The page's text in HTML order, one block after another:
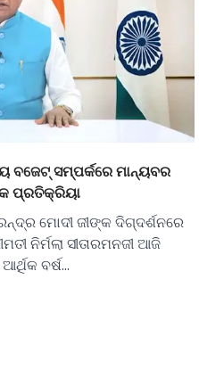
ବଜେଟ୍‍ ସମ୍ପର୍କରେ ମାନ୍ୟବର
ପ୍ରତିକ୍ରିୟା
ମୋଦୀ ଜୀଙ୍କ ଦିଗ୍‍ଦର୍ଶନରେ
ନିର୍ମଲା ସୀତାରମନଜୀ ଆଜି
ବର୍ଷ…